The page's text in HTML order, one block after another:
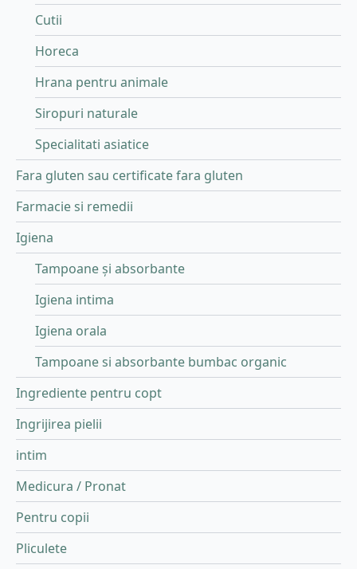
Cutii
Horeca
Hrana pentru animale
Siropuri naturale
Specialitati asiatice
Fara gluten sau certificate fara gluten
Farmacie si remedii
Igiena
Tampoane și absorbante
Igiena intima
Igiena orala
Tampoane si absorbante bumbac organic
Ingrediente pentru copt
Ingrijirea pielii
intim
Medicura / Pronat
Pentru copii
Pliculete